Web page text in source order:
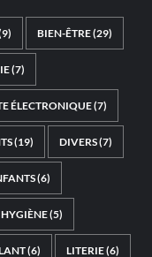
BIEN-ÊTRE(29)
(7)
ÉLECTRONIQUE(7)
(19) DIVERS(7)
(6)
HYGIÈNE(5)
(6) LITERIE(6)